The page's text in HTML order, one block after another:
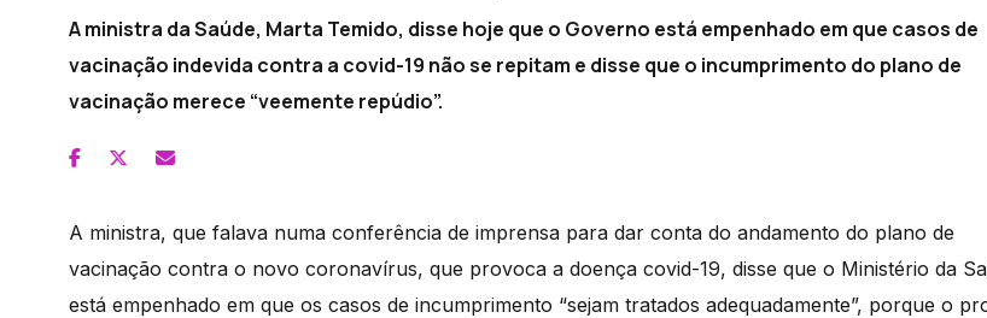
A ministra da Saúde, Marta Temido, disse hoje que o Governo está empenhado em que casos de
vacinação indevida contra a covid-19 não se repitam e disse que o incumprimento do plano de
vacinação merece “veemente repúdio”.
A ministra, que falava numa conferência de imprensa para dar conta do andamento do plano de
vacinação contra o novo coronavírus, que provoca a doença covid-19, disse que o Ministério da
está empenhado em que os casos de incumprimento “sejam tratados adequadamente”, porque o